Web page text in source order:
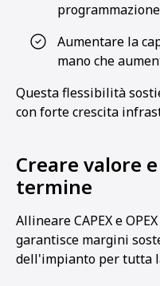
Aumentare la
mano che
Questa flessibilità
con forte crescita
Creare valore
termine
Allineare CAPEX e
garantisce margini
dell'impianto per tutta